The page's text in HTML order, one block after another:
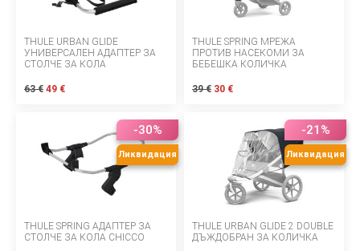
ДЕТСКА СТАЯ
ИГРАЧКИ
БЕБЕТА МАРСПУЛАЛИ
ДЕТСКИ МАНИВЕЛИ
ДЕТСКИ СУИНГЕР
ХРАНЕНЕ И РАЗНООБРАЗЯВАНЕ
THULE URBAN GLIDE
УНИВЕРСАЛЕН АДАПТЕР ЗА
СТОЛЧЕ ЗА КОЛА
63 € 49 €
THULE SPRING МРЕЖА
ПРОТИВ НАСЕКОМИ ЗА
БЕБЕШКА КОЛИЧКА
39 € 30 €
-30%
Ликвидация
THULE SPRING АДАПТЕР ЗА
СТОЛЧЕ ЗА КОЛА CHICCO
-21%
Ликвидация
THULE URBAN GLIDE 2 DOUBLE
ДЪЖДОБРАН ЗА КОЛИЧКА